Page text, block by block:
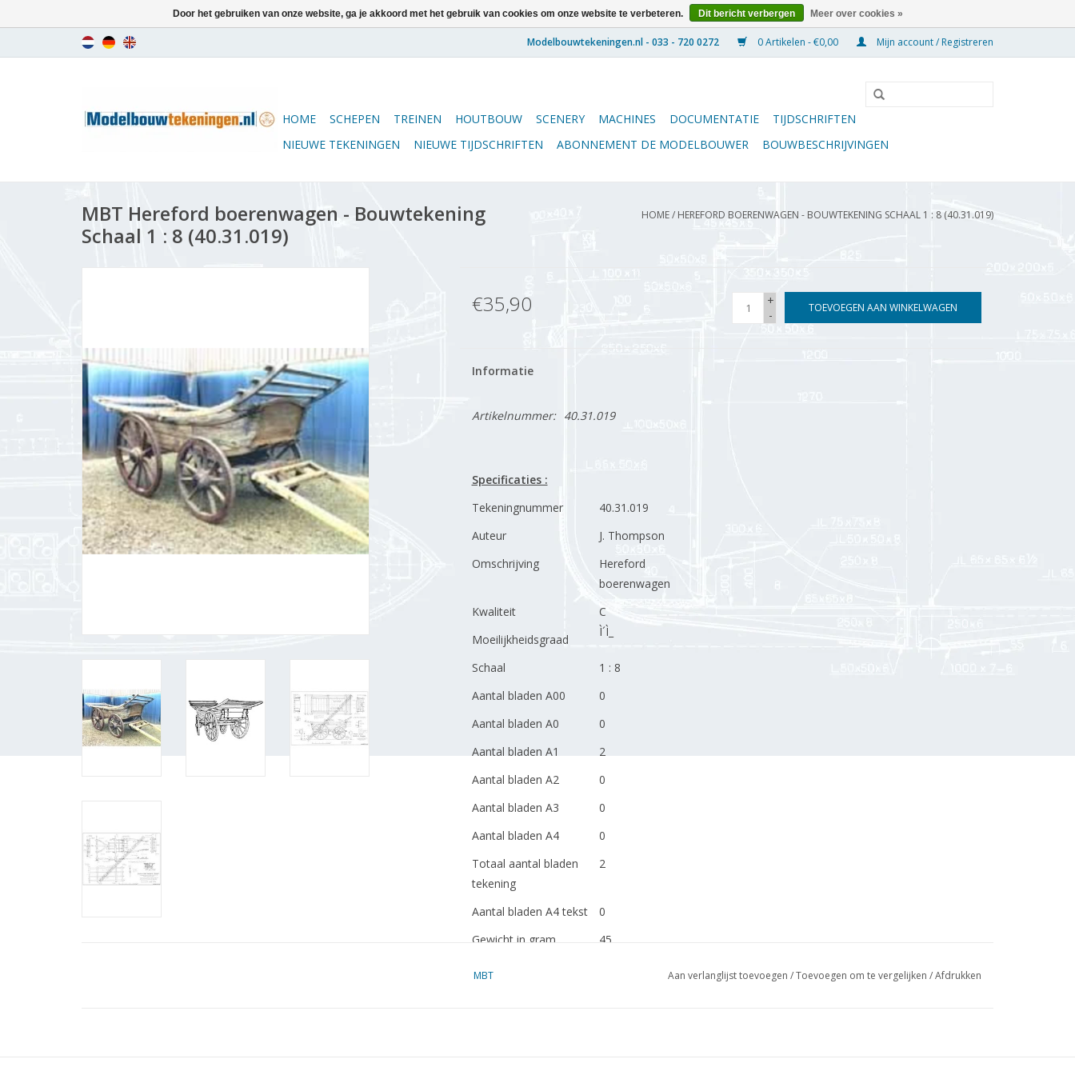
0 Artikelen - €0,00 Mijn account / Registreren
HOME SCHEPEN TREINEN HOUTBOUW SCENERY MACHINES DOCUMENTATIE
TIJDSCHRIFTEN
NIEUWE TEKENINGEN
NIEUWE TIJDSCHRIFTEN ABONNEMENT DE MODELBOUWER BOUWBESCHRIJVINGEN
MBT Hereford boerenwagen - Bouwtekening
Schaal 1 : 8 (40.31.019)
HOME/ HEREFORD BOERENWAGEN - BOUWTEKENING SCHAAL 1 : 8 (40.31.019)
€35,90
+
-
TOEVOEGEN AAN WINKELWAGEN
Informatie
Artikelnummer: 40.31.019
Specificaties :
Tekeningnummer
40.31.019
Auteur
J. Thompson
Omschrijving
Hereford
boerenwagen
Kwaliteit
C
Moeilijkheidsgraad
Ì´Ì_
Schaal
1 : 8
Aantal bladen A00
0
Aantal bladen A0
0
Aantal bladen A1
2
Aantal bladen A2
0
Aantal bladen A3
0
Aantal bladen A4
0
Totaal aantal bladen
tekening
2
Aantal bladen A4 tekst
0
Gewicht in gram
45
MBT Aan verlanglijst toevoegen /Toevoegen om te vergelijken /Afdrukken
Door het gebruiken van onze website, ga je akkoord met het gebruik van cookies om onze website te verbeteren. Dit bericht verbergen Meer over cookies »